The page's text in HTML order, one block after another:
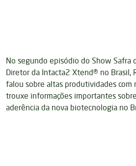
No segundo episódio do Show Safra
Diretor da Intacta2 Xtend® no Brasil,
falou sobre altas produtividades com
trouxe informações importantes
aderência da nova biotecnologia no